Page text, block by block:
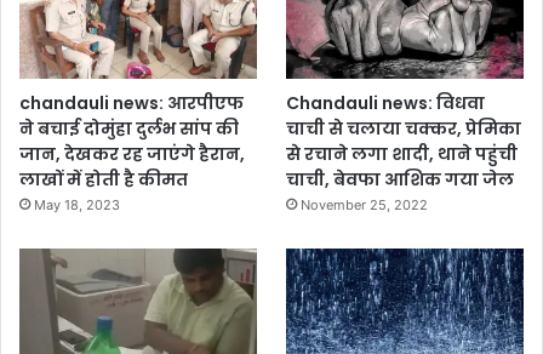
chandauli news: आरपीएफ
ने बचाई दोमुंहा दुर्लभ सांप की
जान, देखकर रह जाएंगे हैरान,
लाखों में होती है कीमत
May 18, 2023
Chandauli news: विधवा
चाची से चलाया चक्कर, प्रेमिका
से रचाने लगा शादी, थाने पहुंची
चाची, बेवफा आशिक गया जेल
November 25, 2022